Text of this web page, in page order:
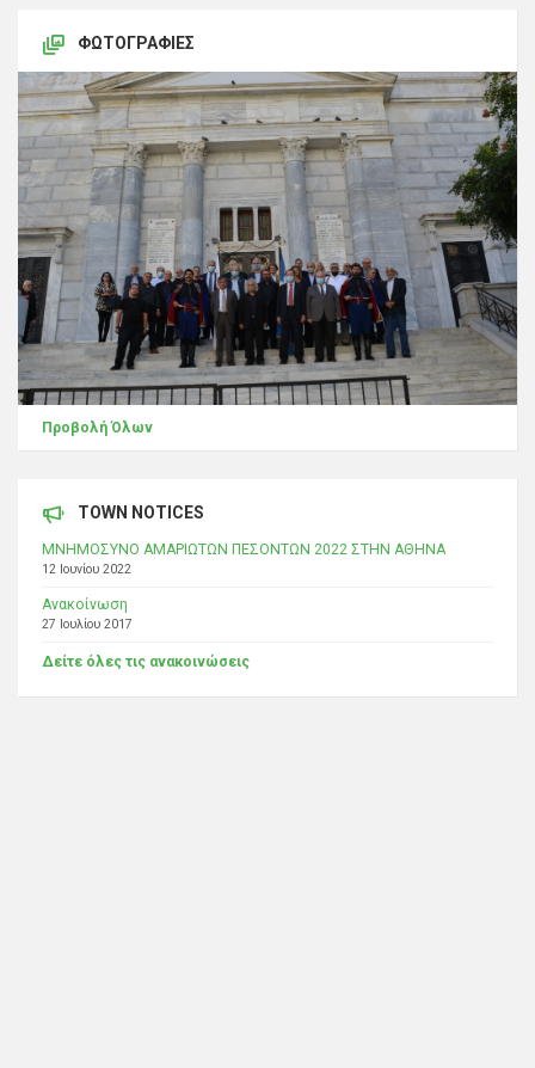
ΦΩΤΟΓΡΑΦΊΕΣ
Προβολή Όλων
TOWN NOTICES
ΜΝΗΜΟΣΥΝΟ ΑΜΑΡΙΩΤΩΝ ΠΕΣΟΝΤΩΝ 2022 ΣΤΗΝ ΑΘΗΝΑ
12 Ιουνίου 2022
Ανακοίνωση
27 Ιουλίου 2017
Δείτε όλες τις ανακοινώσεις